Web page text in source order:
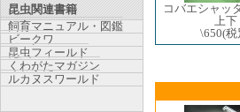
コバエシャ
上下
\650(税
昆虫関連書籍
飼育マニュアル・図鑑
ビークワ
昆虫フィールド
くわがたマガジン
ルカヌスワールド